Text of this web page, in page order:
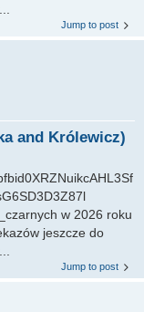
Jump to post
and Królewicz)
w 2026 roku
jeszcze do
Jump to post